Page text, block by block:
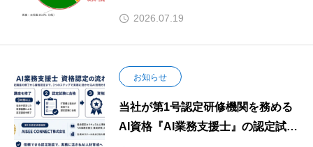
始）』 養成研修の申込者が80名を
から「現場で活用する」へ、学び直
しの動きが鮮明に —
2026.07.19
お知らせ
当社が第1号認定研修機関を務める
AI資格『AI業務支援士』の認定試験